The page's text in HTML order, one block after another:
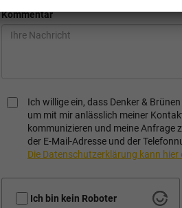
Kommentar
Ich willige ein, dass Denker &
um mit mir anlässlich meiner
kommunizieren und meine Anfrage
der E-Mail-Adresse und der
Die Datenschutzerklärung kann hier
Ich bin kein Roboter